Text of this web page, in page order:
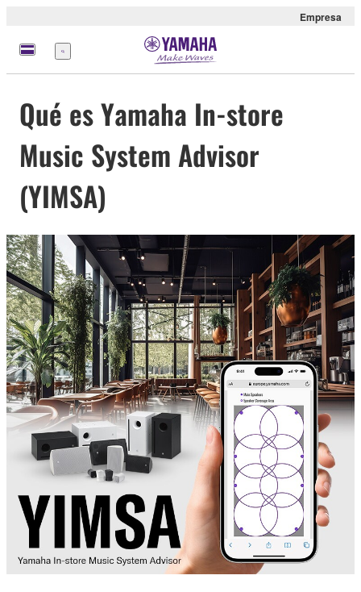
Empresa
Menú
Qué es Yamaha In-store
Music System Advisor
(YIMSA)